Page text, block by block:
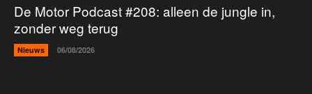
De Motor Podcast #208: alleen de jungle in,
zonder weg terug
Nieuws 06/08/2026